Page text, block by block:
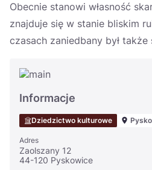
Obecnie stanowi własność
znajduje się w stanie bliskim
czasach zaniedbany był także
Informacje
Dziedzictwo kulturowe
Adres
Zaolszany 12
44-120 Pyskowice